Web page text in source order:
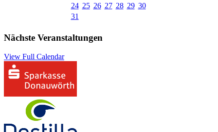
24 25 26 27 28 29 30
31
Nächste Veranstaltungen
View Full Calendar